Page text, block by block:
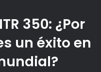
350: ¿Por
un éxito en